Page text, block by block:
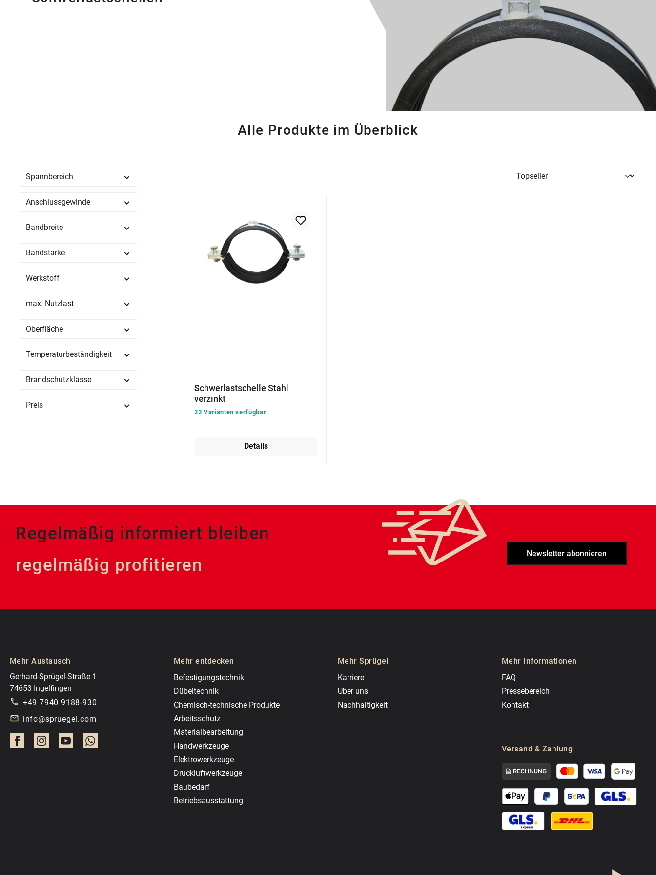
Alle Produkte im Überblick
Spannbereich
Anschlussgewinde
Bandbreite
Bandstärke
Werkstoff
max. Nutzlast
Oberfläche
Temperaturbeständigkeit
Brandschutzklasse
Preis
Schwerlastschelle Stahl
verzinkt
22 Varianten verfügbar
Details
Regelmäßig informiert bleiben
regelmäßig profitieren
Newsletter abonnieren
Mehr Austausch
Gerhard-Sprügel-Straße 1
74653 Ingelfingen
+49 7940 9188-930
info@spruegel.com
Mehr entdecken
Befestigungstechnik
Dübeltechnik
Chemisch-technische Produkte
Arbeitsschutz
Materialbearbeitung
Handwerkzeuge
Elektrowerkzeuge
Druckluftwerkzeuge
Baubedarf
Betriebsausstattung
Mehr Sprügel
Karriere
Über uns
Nachhaltigkeit
Mehr Informationen
FAQ
Pressebereich
Kontakt
Versand & Zahlung